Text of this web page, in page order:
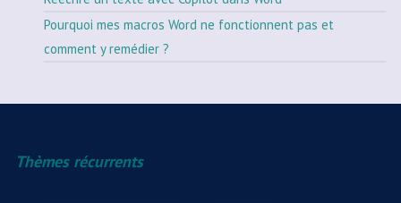
Pourquoi mes macros Word ne fonctionnent pas et
comment y remédier ?
Thèmes récurrents